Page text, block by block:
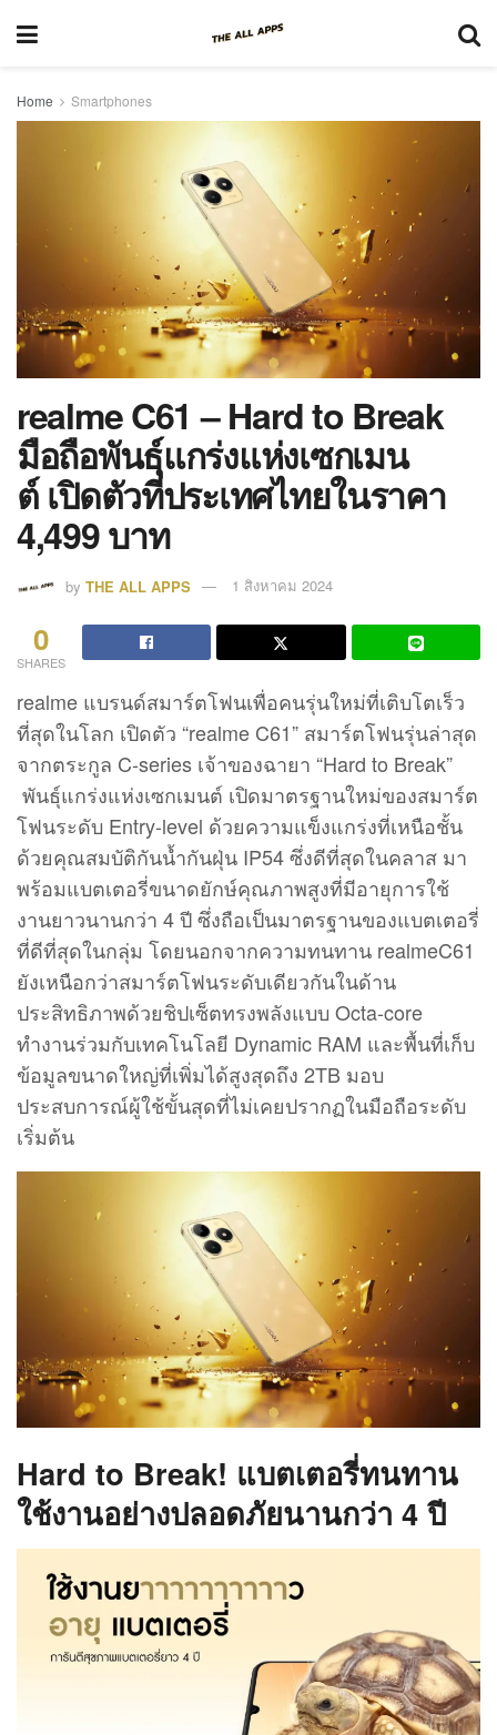
Home Smartphones
realme C61 – Hard to Break
มือถือพันธุ์แกร่งแห่งเซกเมน
ต์ เปิดตัวที่ประเทศไทยในราคา
4,499 บาท
by THE ALL APPS 1 สิงหาคม 2024
0
SHARES
realme แบรนด์สมาร์ตโฟนเพื่อคนรุ่นใหม่ที่เติบโตเร็ว
ที่สุดในโลก เปิดตัว “realme C61” สมาร์ตโฟนรุ่นล่าสุด
จากตระกูล C-series เจ้าของฉายา “Hard to Break”
พันธุ์แกร่งแห่งเซกเมนต์ เปิดมาตรฐานใหม่ของสมาร์ต
โฟนระดับ Entry-level ด้วยความแข็งแกร่งที่เหนือชั้น
ด้วยคุณสมบัติกันน้ำกันฝุ่น IP54 ซึ่งดีที่สุดในคลาส มา
พร้อมแบตเตอรี่ขนาดยักษ์คุณภาพสูงที่มีอายุการใช้
งานยาวนานกว่า 4 ปี ซึ่งถือเป็นมาตรฐานของแบตเตอรี่
ที่ดีที่สุดในกลุ่ม โดยนอกจากความทนทาน realmeC61
ยังเหนือกว่าสมาร์ตโฟนระดับเดียวกันในด้าน
ประสิทธิภาพด้วยชิปเซ็ตทรงพลังแบบ Octa-core
ทำงานร่วมกับเทคโนโลยี Dynamic RAM และพื้นที่เก็บ
ข้อมูลขนาดใหญ่ที่เพิ่มได้สูงสุดถึง 2TB มอบ
ประสบการณ์ผู้ใช้ขั้นสุดที่ไม่เคยปรากฏในมือถือระดับ
เริ่มต้น
Hard to Break! แบตเตอรี่ทนทาน
ใช้งานอย่างปลอดภัยนานกว่า 4 ปี